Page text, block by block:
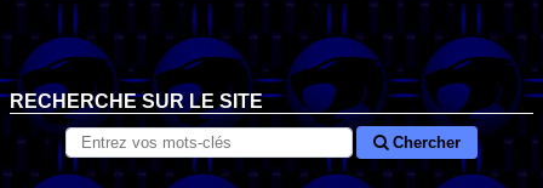
RECHERCHE SUR LE SITE
Chercher